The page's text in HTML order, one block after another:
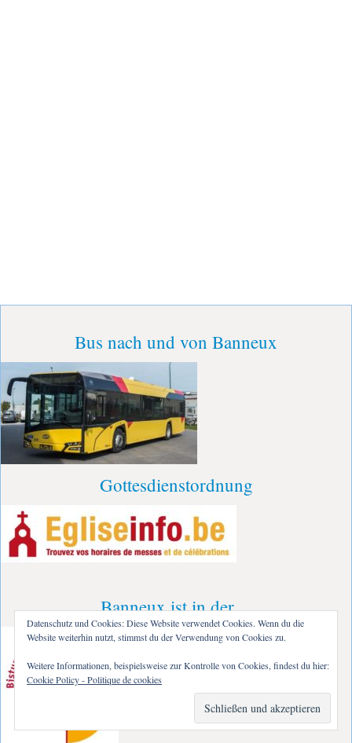
Bus nach und von Banneux
Gottesdienstordnung
Banneux ist in der…
Datenschutz und Cookies: Diese Website verwendet Cookies. Wenn du die
Website weiterhin nutzt, stimmst du der Verwendung von Cookies zu.
Weitere Informationen, beispielsweise zur Kontrolle von Cookies, findest du hier:
Cookie Policy - Politique de cookies